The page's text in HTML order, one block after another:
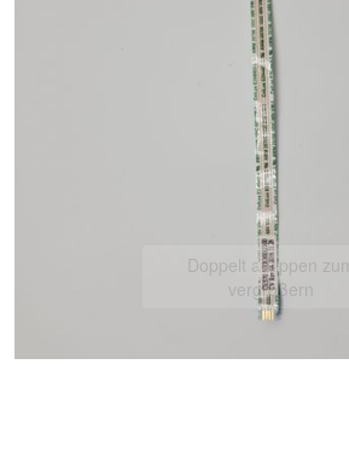
Doppelt antippen zum
vergrößern